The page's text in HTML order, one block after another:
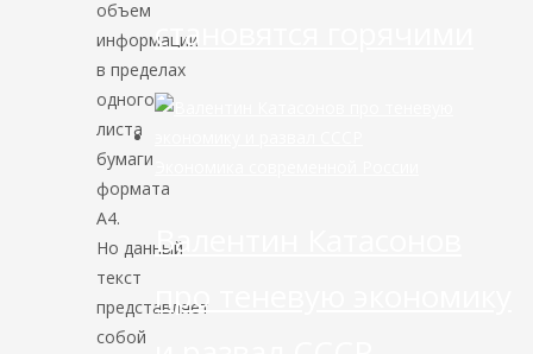
объем
информации
в пределах
одного
листа
бумаги
формата
А4.
Но данный
текст
представляет
собой
становятся горячими
Валентин Катасонов
про теневую экономику